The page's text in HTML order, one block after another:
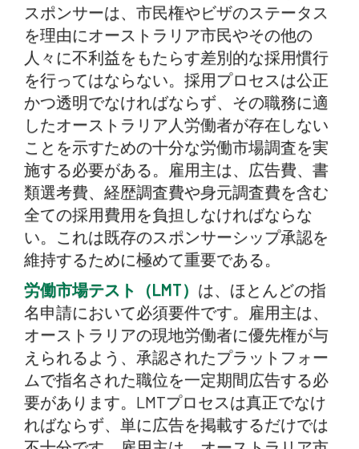
スポンサーは、市民権やビザのステータス
を理由にオーストラリア市民やその他の
人々に不利益をもたらす差別的な採用慣行
を行ってはならない。採用プロセスは公正
かつ透明でなければならず、その職務に適
したオーストラリア人労働者が存在しない
ことを示すための十分な労働市場調査を実
施する必要がある。雇用主は、広告費、書
類選考費、経歴調査費や身元調査費を含む
全ての採用費用を負担しなければならな
い。これは既存のスポンサーシップ承認を
維持するために極めて重要である。
労働市場テスト（LMT） は、ほとんどの指
名申請において必須要件です。雇用主は、
オーストラリアの現地労働者に優先権が与
えられるよう、承認されたプラットフォー
ムで指名された職位を一定期間広告する必
要があります。LMTプロセスは真正でなけ
ればならず、単に広告を掲載するだけでは